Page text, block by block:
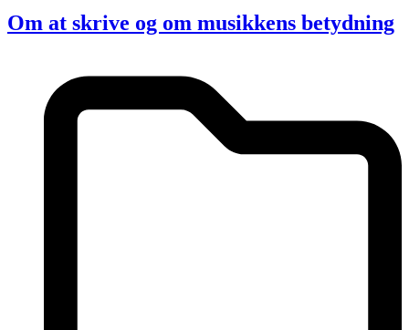
Om at skrive og om musikkens betydning